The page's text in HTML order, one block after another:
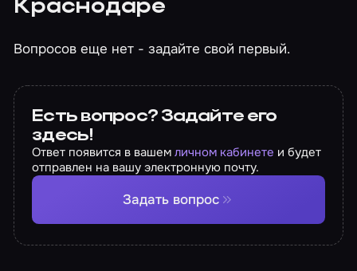
Краснодаре
Вопросов еще нет - задайте свой первый.
Есть вопрос? Задайте его
здесь!
Ответ появится в вашемличном кабинете и будет
отправлен на вашу электронную почту.
Задать вопрос